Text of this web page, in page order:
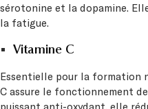
sérotonine et la dopamine.
la fatigue.
Vitamine C
Essentielle pour la formation
C assure le fonctionnement
puissant anti-oxydant, elle